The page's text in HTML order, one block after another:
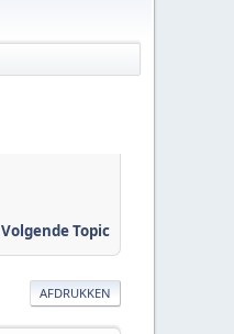
Volgende Topic
AFDRUKKEN